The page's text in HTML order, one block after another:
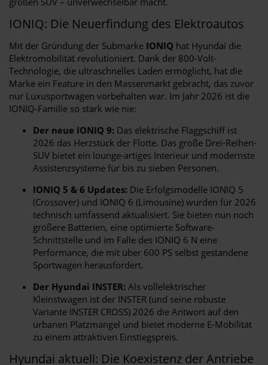
IONIQ: Die Neuerfindung des Elektroautos
Mit der Gründung der Submarke IONIQ hat Hyundai die
Elektromobilität revolutioniert. Dank der 800-Volt-
Technologie, die ultraschnelles Laden ermöglicht, hat die
Marke ein Feature in den Massenmarkt gebracht, das zuvor
nur Luxusportwagen vorbehalten war. Im Jahr 2026 ist die
IONIQ-Familie so stark wie nie:
Der neue IONIQ 9: Das elektrische Flaggschiff ist
2026 das Herzstück der Flotte. Das große Drei-Reihen-
SUV bietet ein lounge-artiges Interieur und modernste
Assistenzsysteme für bis zu sieben Personen.
IONIQ 5 & 6 Updates: Die Erfolgsmodelle IONIQ 5
(Crossover) und IONIQ 6 (Limousine) wurden für 2026
technisch umfassend aktualisiert. Sie bieten nun noch
größere Batterien, eine optimierte Software-
Schnittstelle und im Falle des IONIQ 6 N eine
Performance, die mit über 600 PS selbst gestandene
Sportwagen herausfordert.
Der Hyundai INSTER: Als vollelektrischer
Kleinstwagen ist der INSTER (und seine robuste
Variante INSTER CROSS) 2026 die Antwort auf den
urbanen Platzmangel und bietet moderne E-Mobilität
zu einem attraktiven Einstiegspreis.
Hyundai aktuell: Die Koexistenz der Antriebe